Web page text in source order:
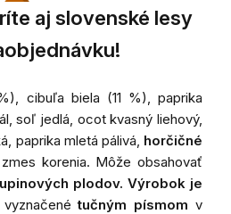
aj slovenské lesy
cibuľa biela (11 %), paprika
soľ jedlá, ocot kvasný liehový,
paprika mletá pálivá, horčičné
, zmes korenia. Môže obsahovať
plodov. Výrobok je
tučným písmom v